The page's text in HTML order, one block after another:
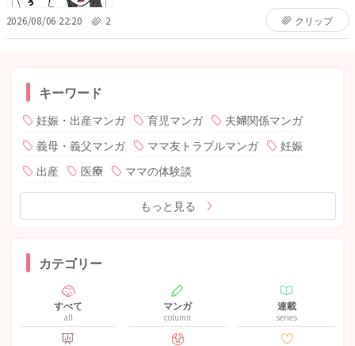
2026/08/06 22:20 2 クリップ
キーワード
妊娠・出産マンガ 育児マンガ
夫婦関係マンガ
義母・義父マンガ
ママ友トラブルマンガ
妊娠
出産
医療 ママの体験談
もっと見る
カテゴリー
すべて
all
マンガ
column
連載
series